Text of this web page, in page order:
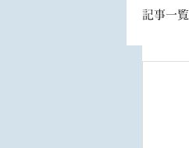
記事一覧